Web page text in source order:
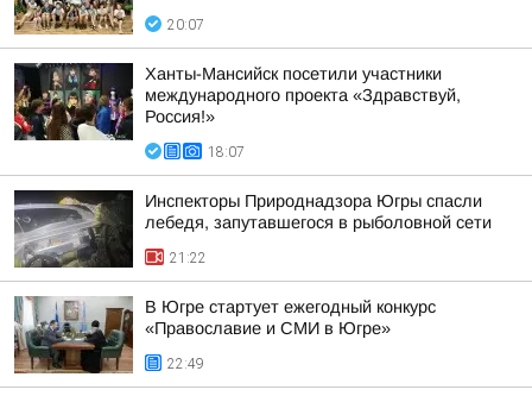
20:07
Ханты-Мансийск посетили участники
международного проекта «Здравствуй,
Россия!»
18:07
Инспекторы Природнадзора Югры спасли
лебедя, запутавшегося в рыболовной сети
21:22
В Югре стартует ежегодный конкурс
«Православие и СМИ в Югре»
22:49